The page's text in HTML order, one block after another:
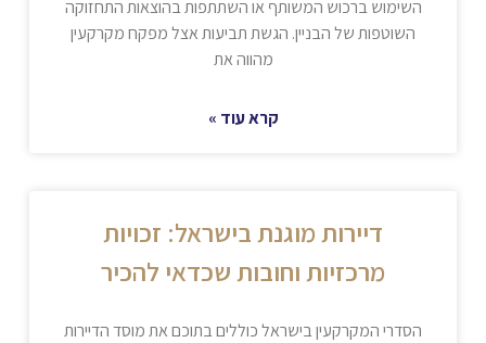
השימוש ברכוש המשותף או השתתפות בהוצאות התחזוקה
השוטפות של הבניין. הגשת תביעות אצל מפקח מקרקעין
מהווה את
קרא עוד »
דיירות מוגנת בישראל: זכויות
מרכזיות וחובות שכדאי להכיר
הסדרי המקרקעין בישראל כוללים בתוכם את מוסד הדיירות